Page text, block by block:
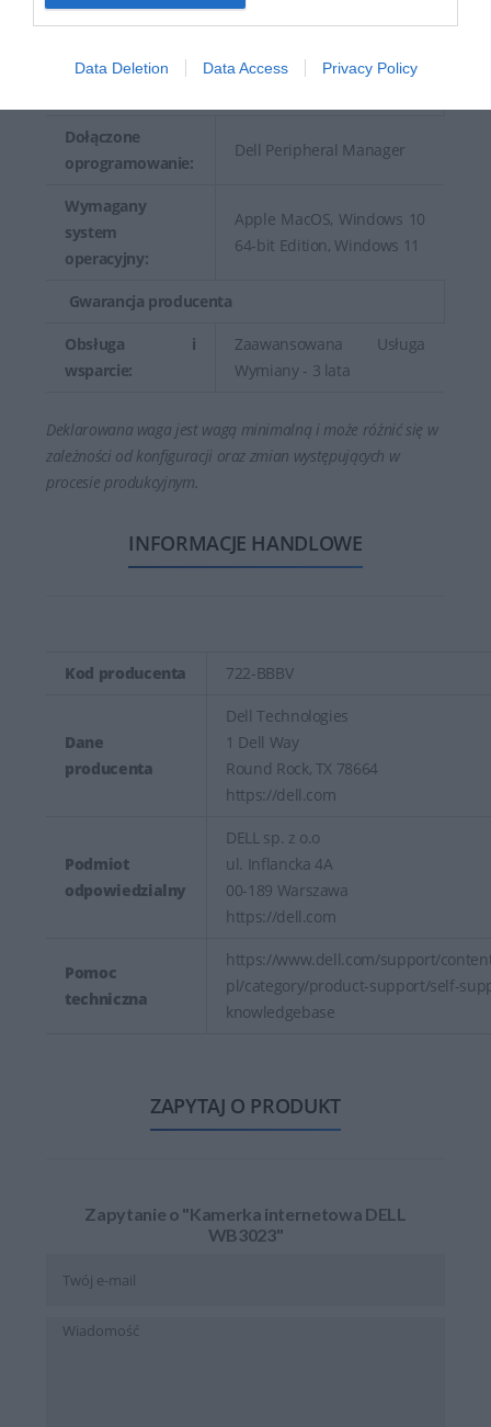
Data Deletion Data Access Privacy Policy
Certyfikacja
Certyfikat Zoom, Certyfikat
Dołączone
oprogramowanie:
Dell Peripheral Manager
Wymagany
system
operacyjny:
Apple MacOS, Windows 10
64-bit Edition, Windows 11
Gwarancja producenta
Obsługa i
wsparcie:
Zaawansowana Usługa
Wymiany - 3 lata
Deklarowana waga jest wagą minimalną i może różnić się w
zależności od konfiguracji oraz zmian występujących w
procesie produkcyjnym.
INFORMACJE HANDLOWE
Kod producenta 722-BBBV
Dane
producenta
Dell Technologies
1 Dell Way
Round Rock, TX 78664
https://dell.com
Podmiot
odpowiedzialny
DELL sp. z o.o
ul. Inflancka 4A
00-189 Warszawa
https://dell.com
Pomoc
techniczna
https://www.dell.com/support/
pl/category/product-support/self-
knowledgebase
ZAPYTAJ O PRODUKT
Zapytanie o "Kamerka internetowa DELL
WB3023"